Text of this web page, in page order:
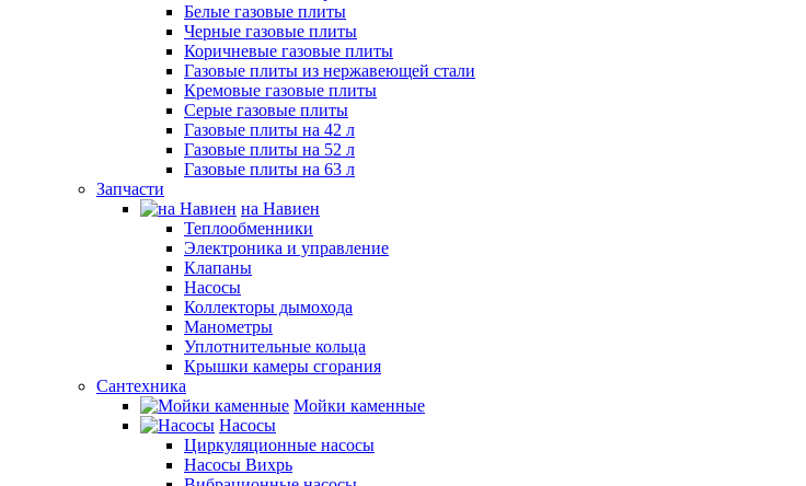
Белые газовые плиты
Черные газовые плиты
Коричневые газовые плиты
Газовые плиты из нержавеющей стали
Кремовые газовые плиты
Серые газовые плиты
Газовые плиты на 42 л
Газовые плиты на 52 л
Газовые плиты на 63 л
Запчасти
на Навиен
Теплообменники
Электроника и управление
Клапаны
Насосы
Коллекторы дымохода
Манометры
Уплотнительные кольца
Крышки камеры сгорания
Сантехника
Мойки каменные
Насосы
Циркуляционные насосы
Насосы Вихрь